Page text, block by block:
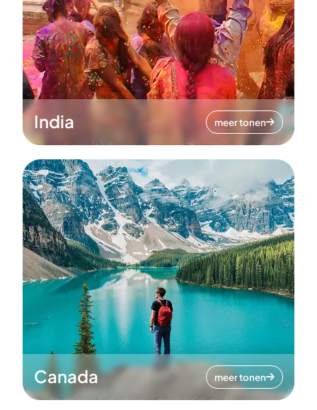
India meer tonen
Canada meer tonen